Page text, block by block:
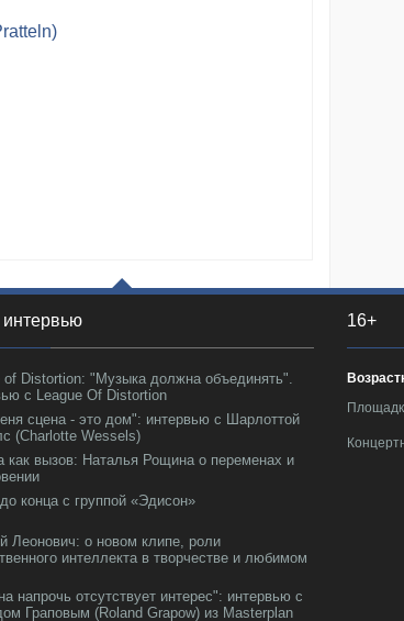
of Distortion: "Музыка должна объединять".
с League Of Distortion
сцена - это дом": интервью с Шарлоттой
(Charlotte Wessels)
как вызов: Наталья Рощина о переменах и
конца с группой «Эдисон»
Леонович: о новом клипе, роли
интеллекта в творчестве и любимом
напрочь отсутствует интерес": интервью с
Граповым (Roland Grapow) из Masterplan
16+